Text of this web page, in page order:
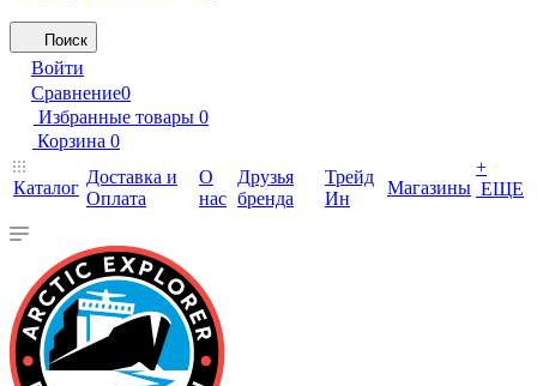
Поиск
Войти
Сравнение0
Избранные товары 0
Корзина 0
Каталог
Доставка и
Оплата
О
нас
Друзья
бренда
Трейд
Ин
Магазины
+
ЕЩЕ